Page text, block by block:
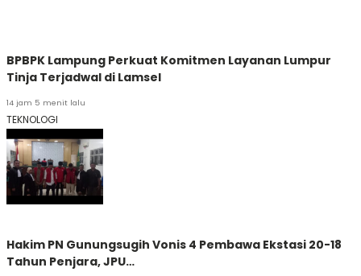
BPBPK Lampung Perkuat Komitmen Layanan Lumpur
Tinja Terjadwal di Lamsel
14 jam 5 menit lalu
TEKNOLOGI
Hakim PN Gunungsugih Vonis 4 Pembawa Ekstasi 20-18
Tahun Penjara, JPU…